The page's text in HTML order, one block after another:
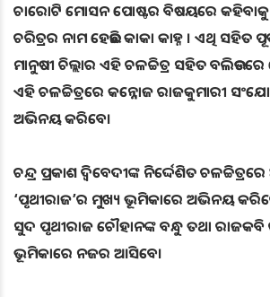
ଚାରୋଟି ମୋସନ ପୋଷ୍ଟର ବିଷୟରେ କହିବାକୁ
ଚରିତ୍ରର ନାମ ହେଉଛି କାକା କାହ୍ନ । ଏଥି ସହିତ
ମାନୁଷୀ ଚିଲ୍ଲାର ଏହି ଚଳଚ୍ଚିତ୍ର ସହିତ
ଏହି ଚଳଚ୍ଚିତ୍ରରେ କନ୍ନୋଜ ରାଜକୁମାରୀ
ଅଭିନୟ କରିବେ।
ଚନ୍ଦ୍ର ପ୍ରକାଶ ଦ୍ବିବେଦୀଙ୍କ ନିର୍ଦ୍ଦେଶିତ
‘ପୃଥୀରାଜ’ର ମୁଖ୍ୟ ଭୂମିକାରେ ଅଭିନୟ
ସୁଦ ପୃଥୀରାଜ ଚୌହାନଙ୍କ ବନ୍ଧୁ ତଥା ରାଜକବି
ଭୂମିକାରେ ନଜର ଆସିବେ।